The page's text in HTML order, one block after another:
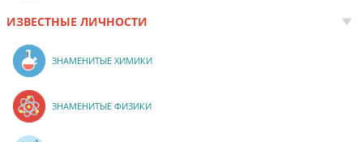
ИЗВЕСТНЫЕ ЛИЧНОСТИ
ЗНАМЕНИТЫЕ ХИМИКИ
ЗНАМЕНИТЫЕ ФИЗИКИ